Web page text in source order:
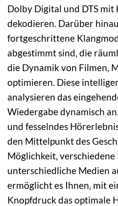
Dolby Digital und DTS mit
dekodieren. Darüber
fortgeschrittene
abgestimmt sind, die
die Dynamik von Filmen,
optimieren. Diese
analysieren das
Wiedergabe dynamisch
und fesselndes
den Mittelpunkt des
Möglichkeit,
unterschiedliche Medien
ermöglicht es Ihnen, mit
Knopfdruck das optimale